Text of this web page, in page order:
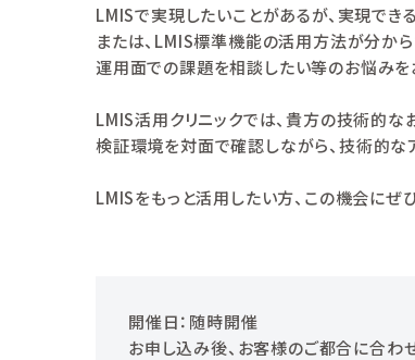
LMISで実現したいことがあるが、実現でき
または、LMIS標準機能の活用方法が分から
運用面での課題を相談したい等のお悩みを
LMIS活用クリニックでは、貴方の技術的
検証環境を対面で確認しながら、技術的な
LMISをもっと活用したい方、この機会にぜ
開催日：随時開催
お申し込み後、お客様のご都合に合わ